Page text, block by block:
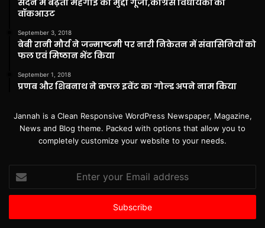
वॉकआउट
September 3, 2018
बेबी रानी मौर्य ने जन्माष्टमी पर नारी निकेतन में संवासिनियों को
फल एवं मिष्ठान भेंट किया
September 1, 2018
प्रणब और शिबनाथ ने कपल इवेंट का गोल्ड अपने नाम किया
Jannah is a Clean Responsive WordPress Newspaper, Magazine,
News and Blog theme. Packed with options that allow you to
completely customize your website to your needs.
your
Email